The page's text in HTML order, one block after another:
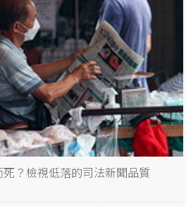
？檢視低落的司法新聞品質